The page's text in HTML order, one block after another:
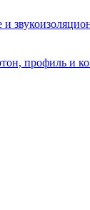
и
профиль и